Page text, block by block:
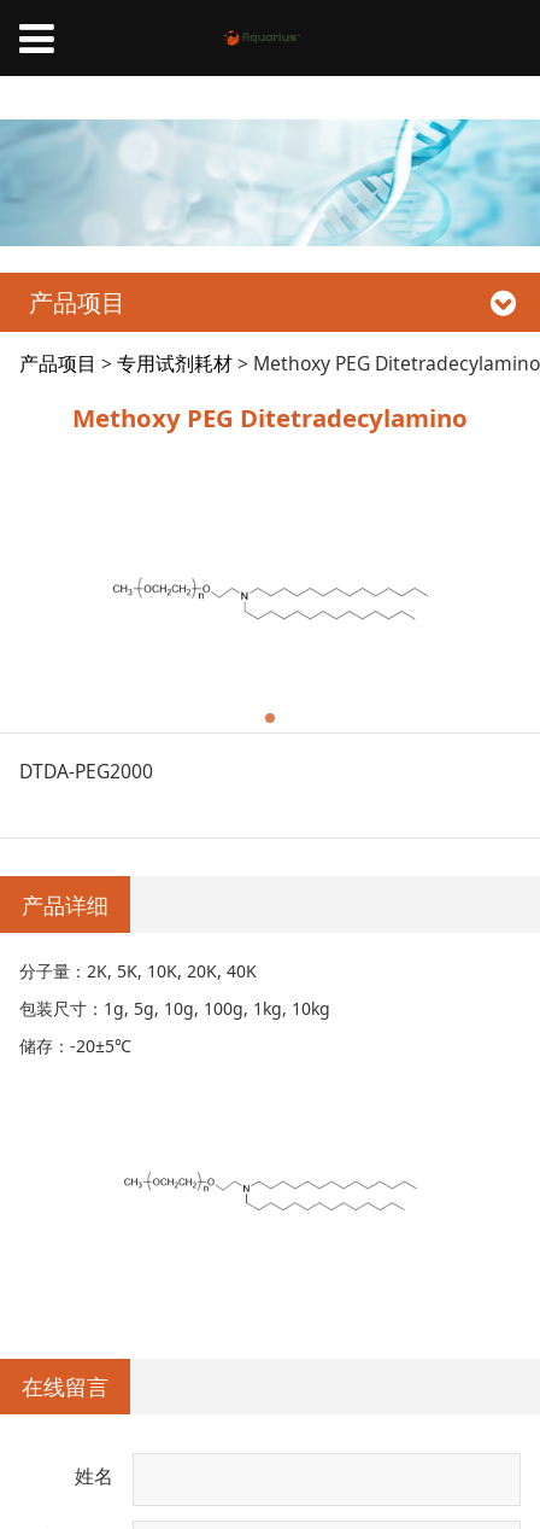
粒、LNP、辉瑞疫苗、Pfizer、Moderna
产品项目
Methoxy PEG
Ditetradecylamino
产品项目 >专用试剂耗材> Methoxy PEG Ditetradecylamino
Methoxy PEG Ditetradecylamino
DTDA-PEG2000
产品详细
分子量：2K, 5K, 10K, 20K, 40K
包装尺寸：1g, 5g, 10g, 100g, 1kg, 10kg
储存：-20±5℃
在线留言
姓名